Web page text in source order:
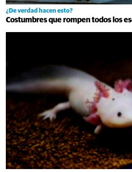
¿De verdad hacen esto?
Costumbres que rompen todos los